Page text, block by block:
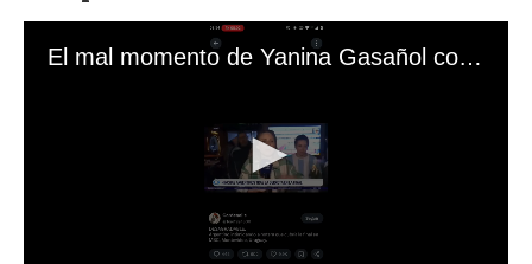
El mal momento de Yanina Gasañol con un hincha argentino en "Subrayado"